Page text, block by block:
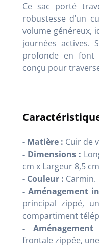
Ce sac porté
robustesse d’un
volume généreux,
journées actives.
profonde en font
conçu pour
- Matière : Cuir de
- Dimensions :
cm x Largeur 8,5
- Couleur : Carmin.
- Aménagement
principal zippé,
compartiment
-
frontale zippée,